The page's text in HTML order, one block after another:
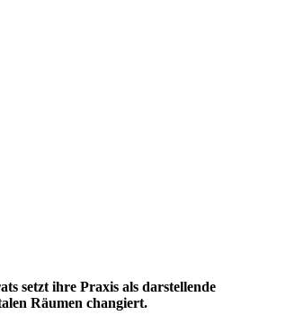
setzt ihre Praxis als darstellende
Räumen changiert.